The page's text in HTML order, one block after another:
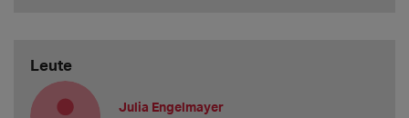
Leute
Julia Engelmayer